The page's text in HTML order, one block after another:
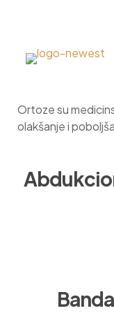
Ortoze su
olakšanje i